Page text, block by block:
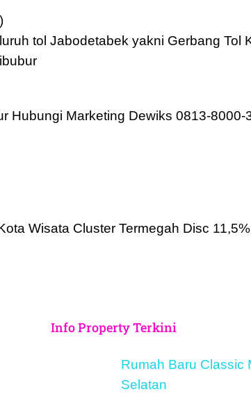
tol Jabodetabek yakni Gerbang Tol
Hubungi Marketing Dewiks 0813-8000-
Info Property Terkini
Rumah Baru Classic
Selatan